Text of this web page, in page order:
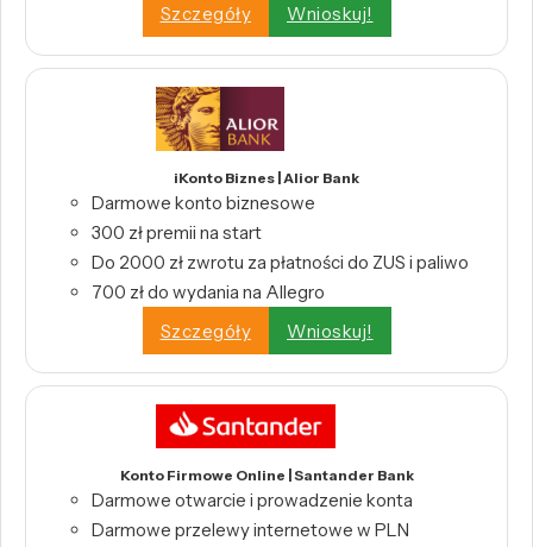
Szczegóły
Wnioskuj!
iKonto Biznes | Alior Bank
Darmowe konto biznesowe
300 zł premii na start
Do 2000 zł zwrotu za płatności do ZUS i paliwo
700 zł do wydania na Allegro
Szczegóły
Wnioskuj!
Konto Firmowe Online | Santander Bank
Darmowe otwarcie i prowadzenie konta
Darmowe przelewy internetowe w PLN